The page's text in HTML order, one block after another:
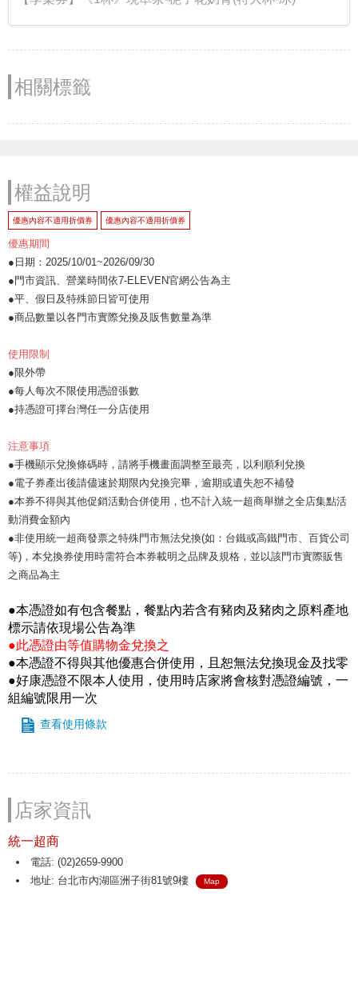
相關標籤
權益說明
優惠內容不適用折價券 優惠內容不適用折價券
優惠期間
●日期：2025/10/01~2026/09/30
●門市資訊、營業時間依7-ELEVEN官網公告為主
●平、假日及特殊節日皆可使用
●商品數量以各門市實際兌換及販售數量為準
使用限制
●限外帶
●每人每次不限使用憑證張數
●持憑證可擇台灣任一分店使用
注意事項
●手機顯示兌換條碼時，請將手機畫面調整至最亮，以利順利兌換
●電子券產出後請儘速於期限內兌換完畢，逾期或遺失恕不補發
●本券不得與其他促銷活動合併使用，也不計入統一超商舉辦之全店集點活
動消費金額內
●非使用統一超商發票之特殊門市無法兌換(如：台鐵或高鐵門市、百貨公司
等)，本兌換券使用時需符合本券載明之品牌及規格，並以該門市實際販售
之商品為主
●本憑證如有包含餐點，餐點內若含有豬肉及豬肉之原料產地
標示請依現場公告為準
●此憑證由等值購物金兌換之
●本憑證不得與其他優惠合併使用，且恕無法兌換現金及找零
●好康憑證不限本人使用，使用時店家將會核對憑證編號，一
組編號限用一次
查看使用條款
店家資訊
統一超商
電話: (02)2659-9900
地址: 台北市內湖區洲子街81號9樓
Map